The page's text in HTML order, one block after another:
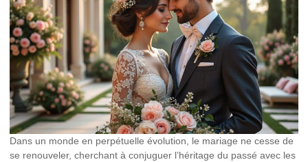
Dans un monde en perpétuelle évolution, le mariage ne cesse de
se renouveler, cherchant à conjuguer l’héritage du passé avec les